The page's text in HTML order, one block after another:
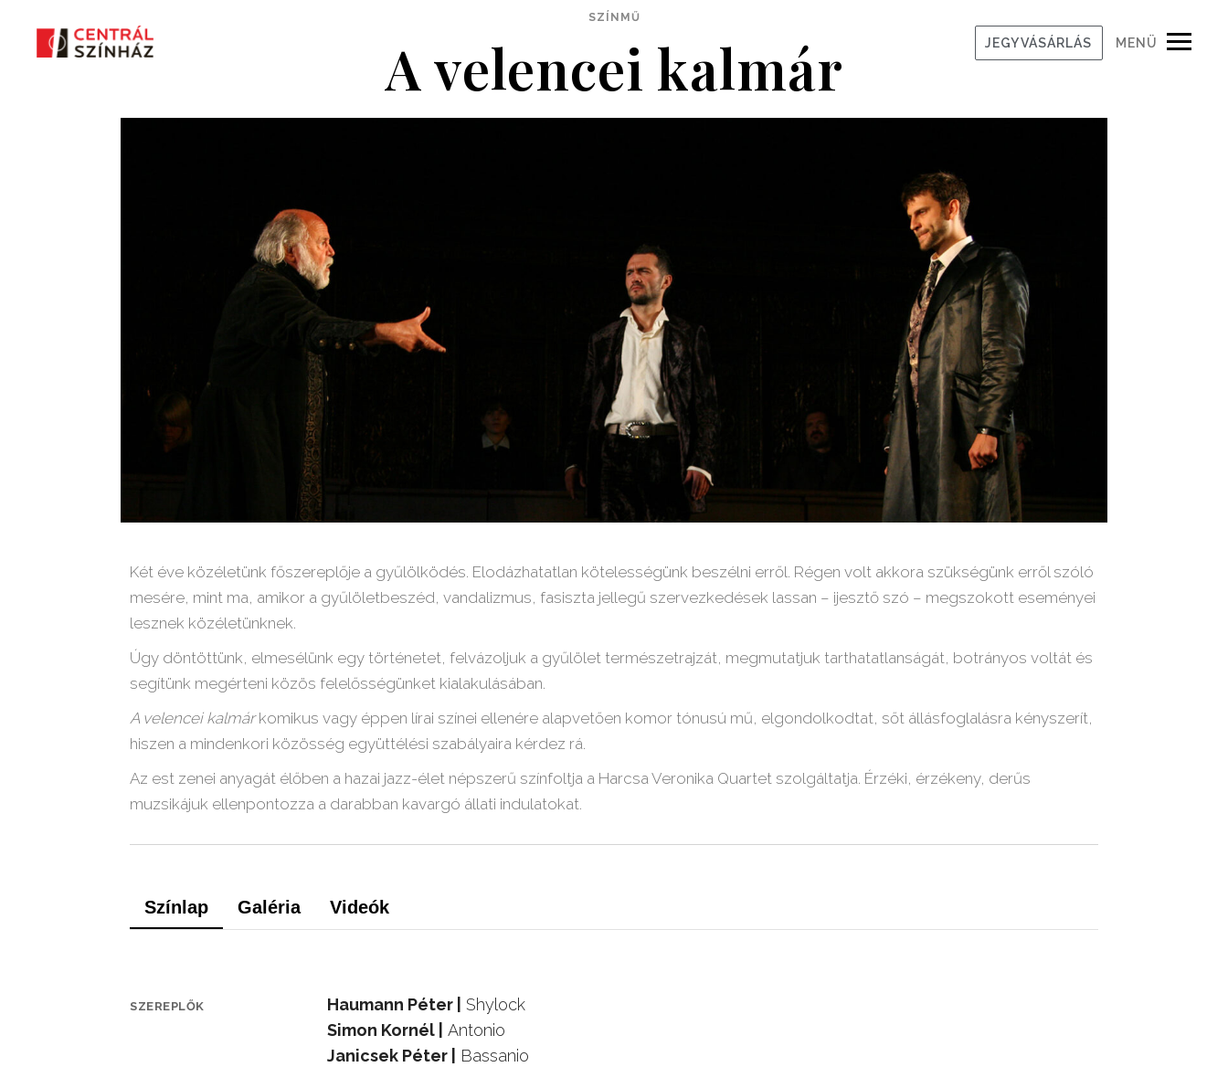
JEGYVÁSÁRLÁS MENÜ
SZÍNMŰ
A velencei kalmár
Két éve közéletünk főszereplője a gyűlölködés. Elodázhatatlan kötelességünk beszélni erről. Régen volt akkora szükségünk erről szóló
mesére, mint ma, amikor a gyűlöletbeszéd, vandalizmus, fasiszta jellegű szervezkedések lassan – ijesztő szó – megszokott eseményei
lesznek közéletünknek.
Úgy döntöttünk, elmesélünk egy történetet, felvázoljuk a gyűlölet természetrajzát, megmutatjuk tarthatatlanságát, botrányos voltát és
segítünk megérteni közös felelősségünket kialakulásában.
A velencei kalmárkomikus vagy éppen lírai színei ellenére alapvetően komor tónusú mű, elgondolkodtat, sőt állásfoglalásra kényszerít,
hiszen a mindenkori közösség együttélési szabályaira kérdez rá.
Az est zenei anyagát élőben a hazai jazz-élet népszerű színfoltja a Harcsa Veronika Quartet szolgáltatja. Érzéki, érzékeny, derűs
muzsikájuk ellenpontozza a darabban kavargó állati indulatokat.
Színlap Galéria Videók
SZEREPLŐK Haumann Péter |
Shylock
Simon Kornél |
Antonio
Janicsek Péter |
Bassanio